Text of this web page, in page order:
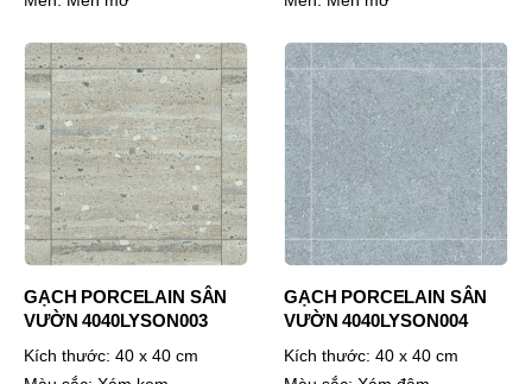
GẠCH PORCELAIN SÂN
VƯỜN 4040LYSON003
Kích thước: 40 x 40 cm
GẠCH PORCELAIN SÂN
VƯỜN 4040LYSON004
Kích thước: 40 x 40 cm